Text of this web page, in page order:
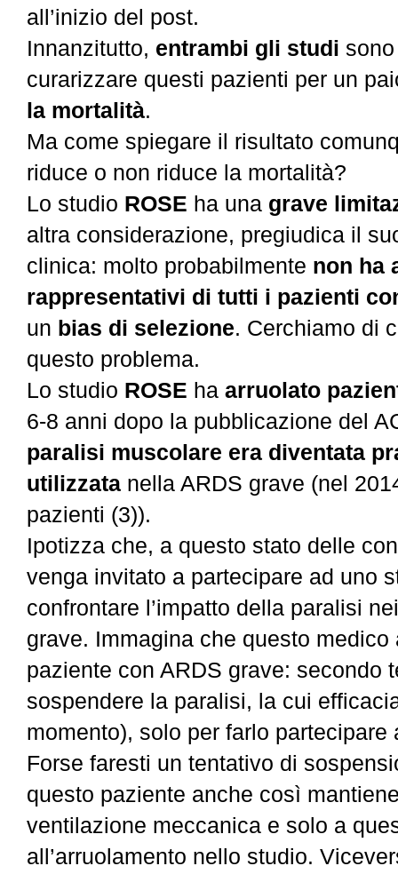
all’inizio del post.
Innanzitutto, entrambi gli studi
curarizzare questi pazienti per un
la mortalità.
Ma come spiegare il risultato
riduce o non riduce la mortalità?
Lo studio ROSE ha una grave
altra considerazione, pregiudica il
clinica: molto probabilmente non ha
rappresentativi di tutti i pazienti
un bias di selezione. Cerchiamo di
questo problema.
Lo studio ROSE ha arruolato
6-8 anni dopo la pubblicazione del
paralisi muscolare era diventata
utilizzata nella ARDS grave (nel
pazienti (3)).
Ipotizza che, a questo stato delle
venga invitato a partecipare ad uno
confrontare l’impatto della paralisi
grave. Immagina che questo medico
paziente con ARDS grave: secondo
sospendere la paralisi, la cui
momento), solo per farlo
Forse faresti un tentativo di
questo paziente anche così
ventilazione meccanica e solo a
all’arruolamento nello studio.